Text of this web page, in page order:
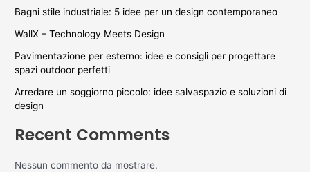
Bagni stile industriale: 5 idee per un design contemporaneo
WallX – Technology Meets Design
Pavimentazione per esterno: idee e consigli per progettare
spazi outdoor perfetti
Arredare un soggiorno piccolo: idee salvaspazio e soluzioni di
design
Recent Comments
Nessun commento da mostrare.